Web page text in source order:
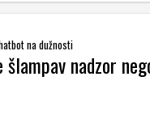
na dužnosti
nadzor